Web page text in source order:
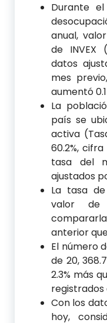
Durante
anual,
de INVEX
datos
mes
aumentó
La
país se
activa
60.2%,
tasa del
ajustados
La tasa
valor de
anterior
El número
de 20,
2.3% más
registrados
Con los
hoy,